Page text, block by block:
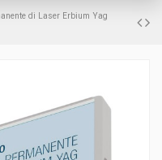
di Laser Erbium Yag